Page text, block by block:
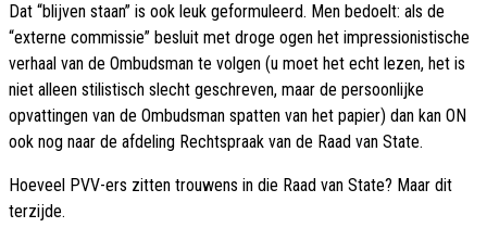
Dat “blijven staan” is ook leuk geformuleerd. Men bedoelt: als de
“externe commissie” besluit met droge ogen het impressionistische
verhaal van de Ombudsman te volgen (u moet het echt lezen, het is
niet alleen stilistisch slecht geschreven, maar de persoonlijke
opvattingen van de Ombudsman spatten van het papier) dan kan ON
ook nog naar de afdeling Rechtspraak van de Raad van State.
Hoeveel PVV-ers zitten trouwens in die Raad van State? Maar dit
terzijde.